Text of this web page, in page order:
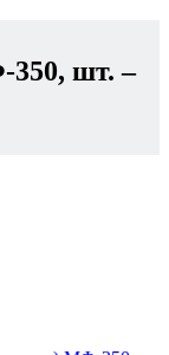
шт. –